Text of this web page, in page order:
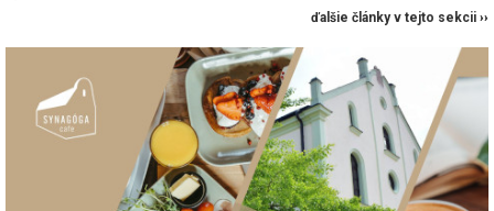
ďalšie články v tejto sekcii ››